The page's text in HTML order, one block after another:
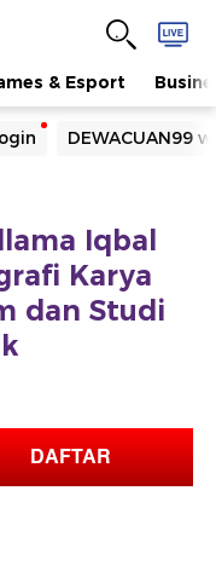
& Esport
DEWACUAN99
Iqbal
Karya
dan Studi
DAFTAR